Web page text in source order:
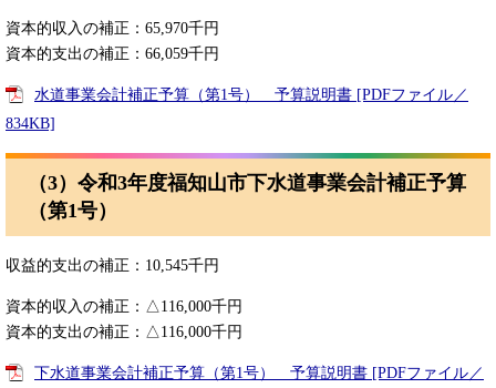
資本的収入の補正：65,970千円
資本的支出の補正：66,059千円
水道事業会計補正予算（第1号） 予算説明書 [PDFファイル／
834KB]
（3）令和3年度福知山市下水道事業会計補正予算
（第1号）
収益的支出の補正：10,545千円
資本的収入の補正：△116,000千円
資本的支出の補正：△116,000千円
下水道事業会計補正予算（第1号） 予算説明書 [PDFファイル／